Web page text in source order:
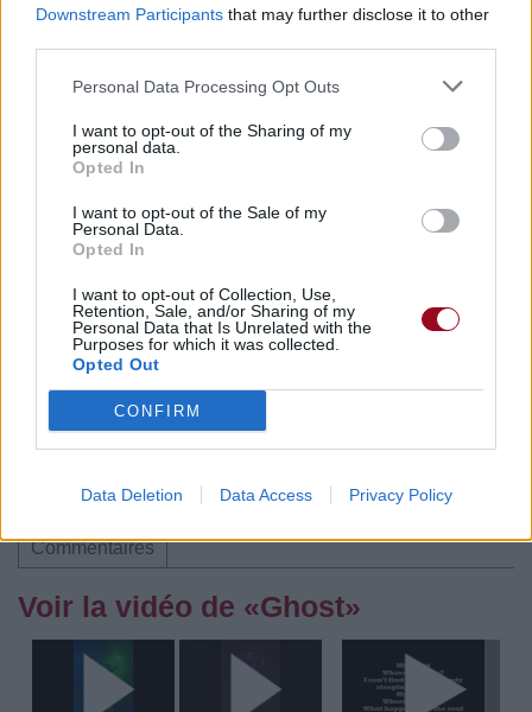
Downstream Participants that may further disclose it to other
Personal Data Processing Opt Outs
I want to opt-out of the Sharing of my
personal data.
Opted In
I want to opt-out of the Sale of my
Personal Data.
Opted In
I want to opt-out of Collection, Use,
Retention, Sale, and/or Sharing of my
Personal Data that Is Unrelated with the
Purposes for which it was collected.
Opted Out
CONFIRM
Data Deletion Data Access Privacy Policy
Pour prolonger le plaisir musical :
Télécharger légalement les MP3 sur
Télécharger légalement les MP3 ou trouver le CD sur
Trouver des vinyles et des CD sur
Trouver un instrument de musique ou une partition au
meilleur prix sur
Paroles + Traduction Téléchargement
Vidéos
Commentaires
Voir la vidéo de «Ghost»